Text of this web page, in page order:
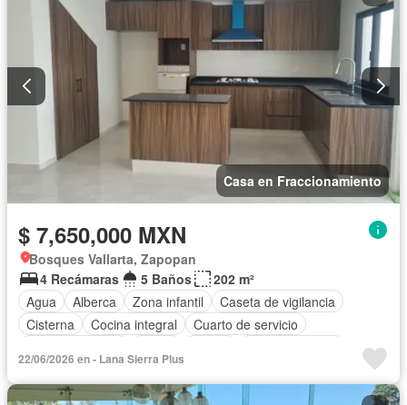
Casa en Fraccionamiento
$ 7,650,000 MXN
Bosques Vallarta, Zapopan
4 Recámaras
5 Baños
202 m²
Agua
Alberca Zona infantil
Caseta de vigilancia
Cisterna
Cocina integral
Cuarto de servicio
Terraza
Zonas verdes
22/06/2026 en - Lana Sierra Plus